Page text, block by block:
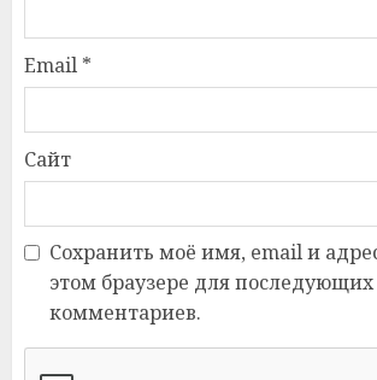
Email *
Сайт
Сохранить моё имя, email и
этом браузере для
комментариев.